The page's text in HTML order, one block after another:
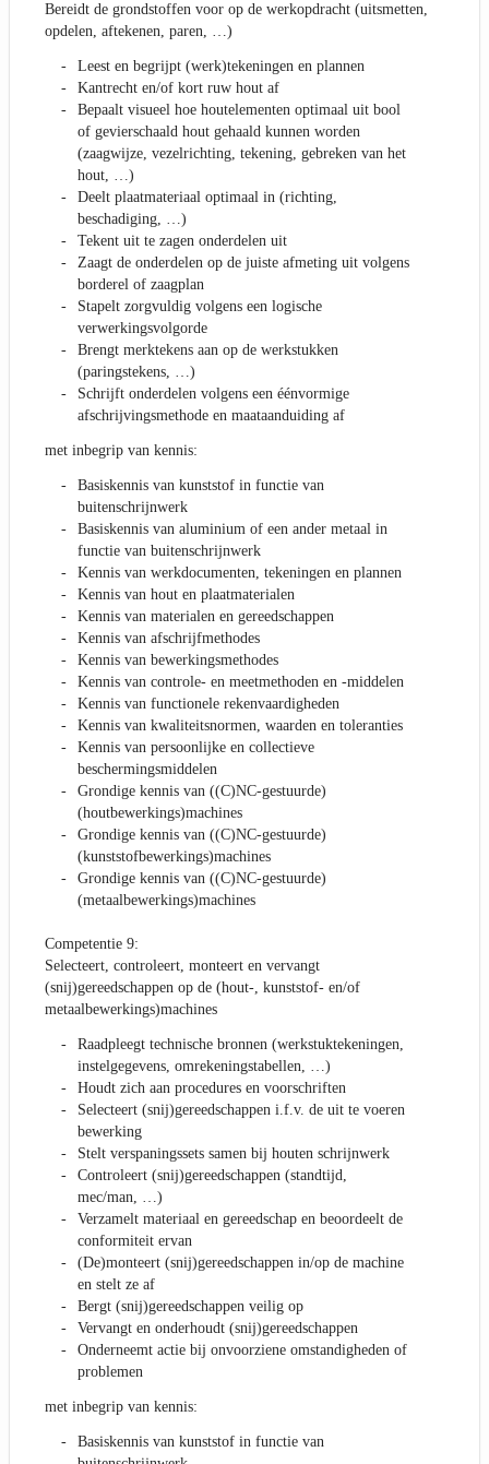
Bereidt de grondstoffen voor op de werkopdracht (uitsmetten,
opdelen, aftekenen, paren, …)
Leest en begrijpt (werk)tekeningen en plannen
Kantrecht en/of kort ruw hout af
Bepaalt visueel hoe houtelementen optimaal uit bool
of gevierschaald hout gehaald kunnen worden
(zaagwijze, vezelrichting, tekening, gebreken van het
hout, …)
Deelt plaatmateriaal optimaal in (richting,
beschadiging, …)
Tekent uit te zagen onderdelen uit
Zaagt de onderdelen op de juiste afmeting uit volgens
borderel of zaagplan
Stapelt zorgvuldig volgens een logische
verwerkingsvolgorde
Brengt merktekens aan op de werkstukken
(paringstekens, …)
Schrijft onderdelen volgens een éénvormige
afschrijvingsmethode en maataanduiding af
met inbegrip van kennis:
Basiskennis van kunststof in functie van
buitenschrijnwerk
Basiskennis van aluminium of een ander metaal in
functie van buitenschrijnwerk
Kennis van werkdocumenten, tekeningen en plannen
Kennis van hout en plaatmaterialen
Kennis van materialen en gereedschappen
Kennis van afschrijfmethodes
Kennis van bewerkingsmethodes
Kennis van controle- en meetmethoden en -middelen
Kennis van functionele rekenvaardigheden
Kennis van kwaliteitsnormen, waarden en toleranties
Kennis van persoonlijke en collectieve
beschermingsmiddelen
Grondige kennis van ((C)NC-gestuurde)
(houtbewerkings)machines
Grondige kennis van ((C)NC-gestuurde)
(kunststofbewerkings)machines
Grondige kennis van ((C)NC-gestuurde)
(metaalbewerkings)machines
Competentie 9:
Selecteert, controleert, monteert en vervangt
(snij)gereedschappen op de (hout-, kunststof- en/of
metaalbewerkings)machines
Raadpleegt technische bronnen (werkstuktekeningen,
instelgegevens, omrekeningstabellen, …)
Houdt zich aan procedures en voorschriften
Selecteert (snij)gereedschappen i.f.v. de uit te voeren
bewerking
Stelt verspaningssets samen bij houten schrijnwerk
Controleert (snij)gereedschappen (standtijd,
mec/man, …)
Verzamelt materiaal en gereedschap en beoordeelt de
conformiteit ervan
(De)monteert (snij)gereedschappen in/op de machine
en stelt ze af
Bergt (snij)gereedschappen veilig op
Vervangt en onderhoudt (snij)gereedschappen
Onderneemt actie bij onvoorziene omstandigheden of
problemen
met inbegrip van kennis:
Basiskennis van kunststof in functie van